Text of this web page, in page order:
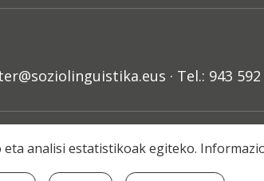
· Tel.: 943
© 2021 Soziolinguistika Klusterra
analisi estatistikoak egiteko.